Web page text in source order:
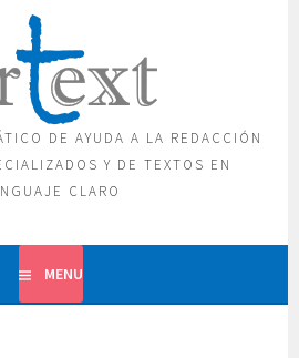
DE AYUDA A LA REDACCIÓN
Y DE TEXTOS EN
CLARO
MENU